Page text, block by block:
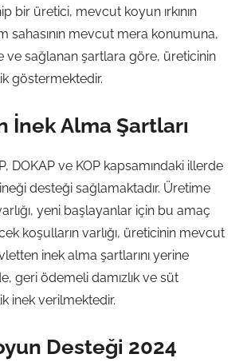
bir üretici, mevcut koyun ırkının
sahasının mevcut mera konumuna,
ve sağlanan şartlara göre, üreticinin
göstermektedir.
İnek Alma Şartları
DOKAP ve KOP kapsamındaki illerde
desteği sağlamaktadır. Üretime
yeni başlayanlar için bu amaç
koşulların varlığı, üreticinin mevcut
inek alma şartlarını yerine
geri ödemeli damızlık ve süt
inek verilmektedir.
Desteği 2024